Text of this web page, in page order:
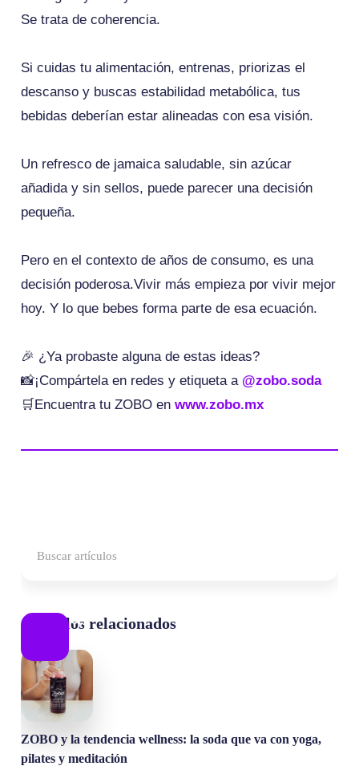
Se trata de coherencia.
Si cuidas tu alimentación, entrenas, priorizas el
descanso y buscas estabilidad metabólica, tus
bebidas deberían estar alineadas con esa visión.
Un refresco de jamaica saludable, sin azúcar
añadida y sin sellos, puede parecer una decisión
pequeña.
Pero en el contexto de años de consumo, es una
decisión poderosa.Vivir más empieza por vivir mejor
hoy. Y lo que bebes forma parte de esa ecuación.
🎉 ¿Ya probaste alguna de estas ideas?
📸¡Compártela en redes y etiqueta a @zobo.soda
🛒Encuentra tu ZOBO enwww.zobo.mx
Artículos relacionados
ZOBO y la tendencia wellness: la soda que va con yoga,
pilates y meditación